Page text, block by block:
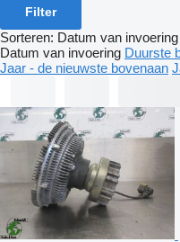
Filter
Sorteren: Datum van invoering
Datum van invoering Duurste
Jaar - de nieuwste bovenaan